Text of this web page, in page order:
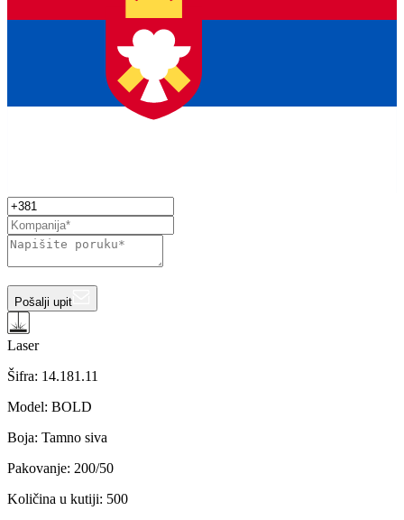
Pošalji upit
Laser
Šifra: 14.181.11
Model: BOLD
Boja: Tamno siva
Pakovanje: 200/50
Količina u kutiji: 500